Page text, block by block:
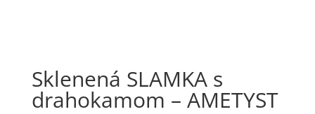
Sklenená SLAMKA s
drahokamom – AMETYST